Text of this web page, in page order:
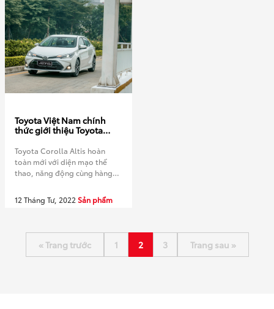
những người thân yêu, để mỗi
chuyến đi […]
Toyota Việt Nam chính
thức giới thiệu Toyota
mới
Toyota Corolla Altis hoàn
toàn mới với diện mạo thể
thao, năng động cùng hàng
tiện nghi mang lại hành trình
an vui cho khách hàng. ❶ Thiết
tối giản nhưng […]
12 Tháng Tư, 2022 Sản phẩm
« Trang trước 1 2 3 Trang sau »